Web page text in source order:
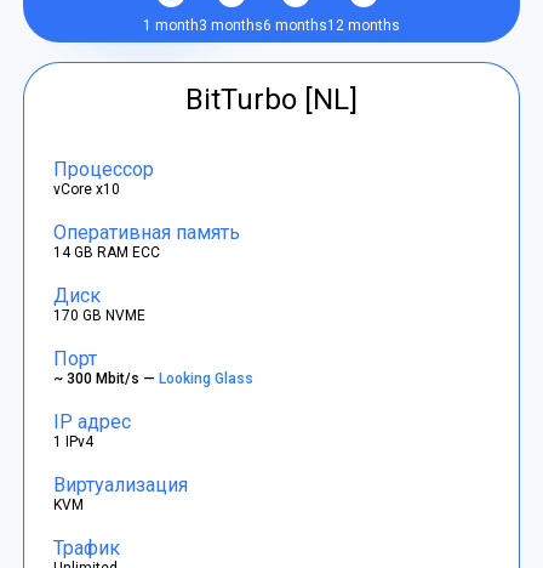
1 month3 months6 months12 months
BitTurbo [NL]
Процессор
vCore x10
Оперативная память
14 GB RAM ECC
Диск
170 GB NVME
Порт
~ 300 Mbit/s —Looking Glass
IP адрес
1 IPv4
Виртуализация
KVM
Трафик